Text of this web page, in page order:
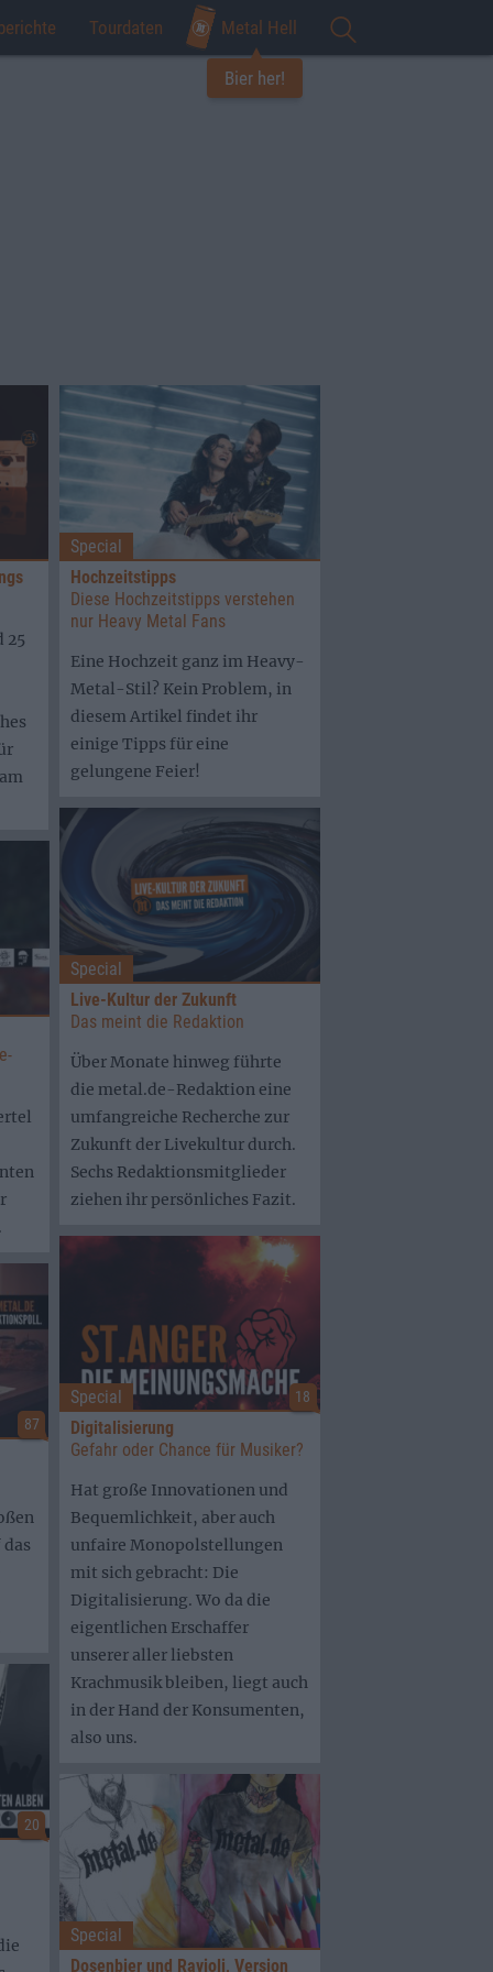
Tourdaten Metal Hell
Bier her!
25
Special
Hochzeitstipps
Diese Hochzeitstipps verstehen
nur Heavy Metal Fans
Eine Hochzeit ganz im Heavy-
Metal-Stil? Kein Problem, in
diesem Artikel findet ihr
einige Tipps für eine
gelungene Feier!
Special
Live-Kultur der Zukunft
Das meint die Redaktion
Über Monate hinweg führte
die metal.de-Redaktion eine
umfangreiche Recherche zur
Zukunft der Livekultur durch.
Sechs Redaktionsmitglieder
ziehen ihr persönliches Fazit.
Special
Digitalisierung
Gefahr oder Chance für Musiker?
Hat große Innovationen und
Bequemlichkeit, aber auch
unfaire Monopolstellungen
mit sich gebracht: Die
Digitalisierung. Wo da die
eigentlichen Erschaffer
unserer aller liebsten
Krachmusik bleiben, liegt auch
in der Hand der Konsumenten,
also uns.
18
87
20
Special
Dosenbier und Ravioli, Version